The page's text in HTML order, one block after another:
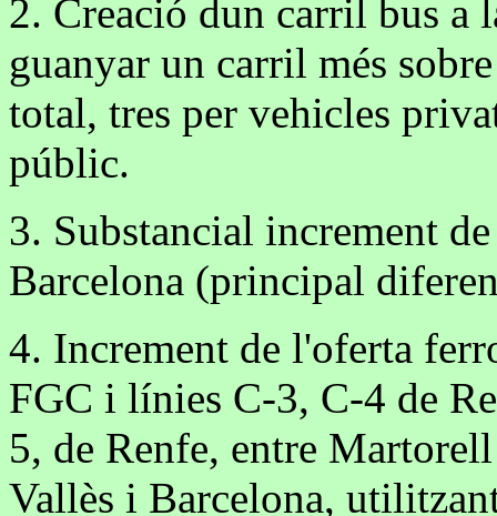
2. Creació dun carril bus a
guanyar un carril més
total, tres per vehicles
públic.
3. Substancial increment
Barcelona (principal
4. Increment de l'oferta
FGC i línies C-3, C-4 de
5, de Renfe, entre
Vallès i Barcelona,